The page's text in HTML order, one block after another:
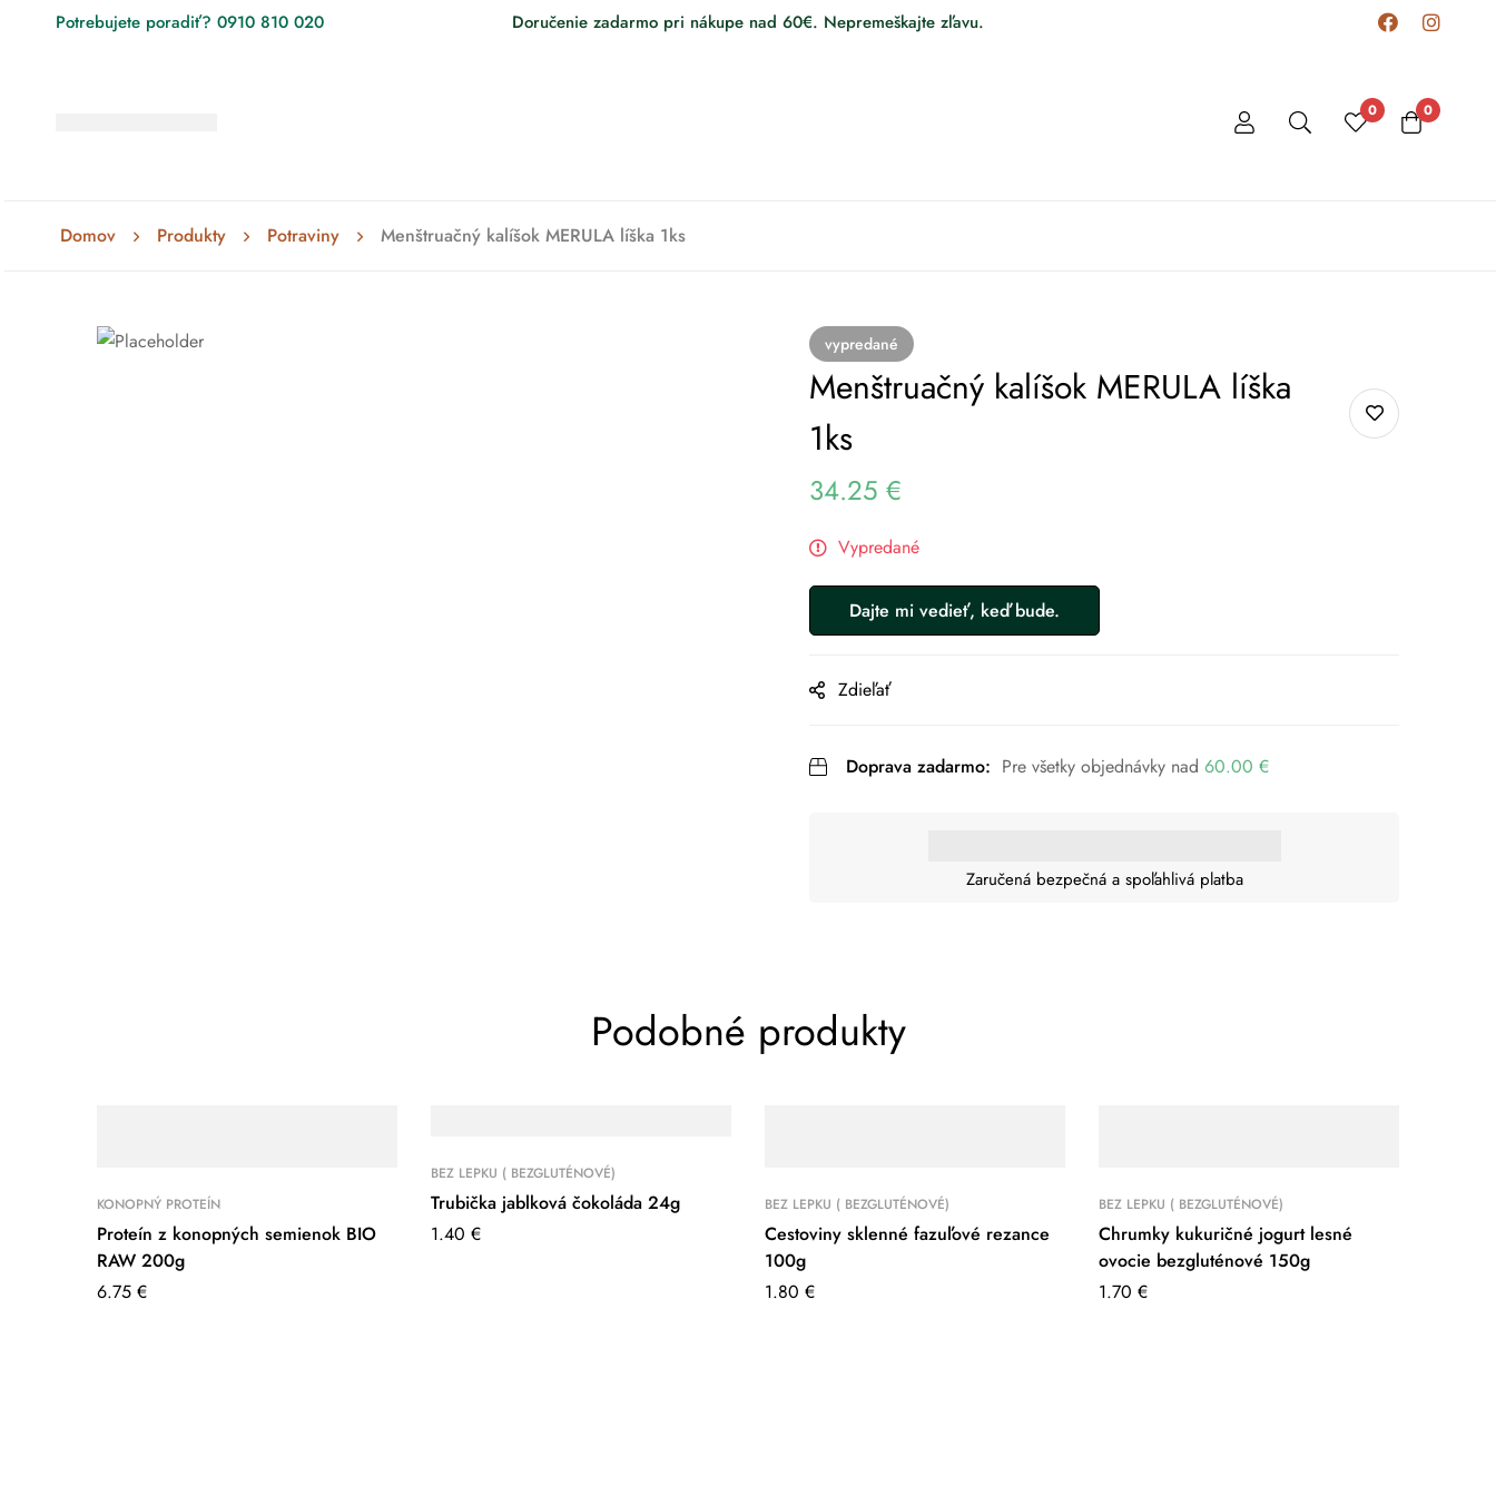
Potrebujete poradiť? 0910 810 020 Doručenie zadarmo pri nákupe nad 60€. Nepremeškajte zľavu.
0 0
Domov Produkty Potraviny Menštruačný kalíšok MERULA líška 1ks
vypredané
Menštruačný kalíšok MERULA líška
1ks
34.25 €
Vypredané
Zdieľať
Doprava zadarmo: Pre všetky objednávky nad 60.00 €
Zaručená bezpečná a spoľahlivá platba
Podobné produkty
KONOPNÝ PROTEÍN
Proteín z konopných semienok BIO
RAW 200g
6.75 €
BEZ LEPKU ( BEZGLUTÉNOVÉ)
Trubička jablková čokoláda 24g
1.40 €
BEZ LEPKU ( BEZGLUTÉNOVÉ)
Cestoviny sklenné fazuľové rezance
100g
1.80 €
BEZ LEPKU ( BEZGLUTÉNOVÉ)
Chrumky kukuričné jogurt lesné
ovocie bezgluténové 150g
1.70 €